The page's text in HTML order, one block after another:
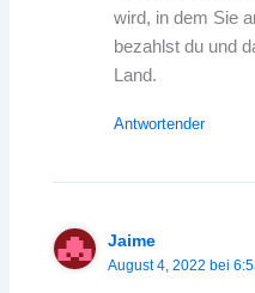
wird, in dem Sie
bezahlst du und
Land.
Antwortender
Jaime
August 4, 2022 bei